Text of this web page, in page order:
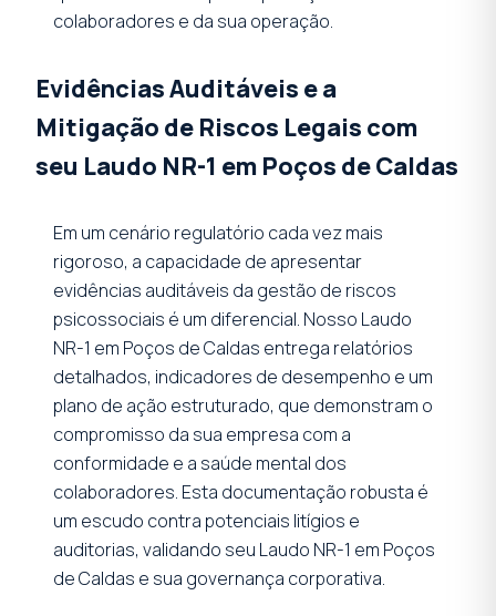
colaboradores e da sua operação.
Evidências Auditáveis e a
Mitigação de Riscos Legais com
seu Laudo NR-1 em Poços de Caldas
Em um cenário regulatório cada vez mais
rigoroso, a capacidade de apresentar
evidências auditáveis da gestão de riscos
psicossociais é um diferencial. Nosso Laudo
NR-1 em Poços de Caldas entrega relatórios
detalhados, indicadores de desempenho e um
plano de ação estruturado, que demonstram o
compromisso da sua empresa com a
conformidade e a saúde mental dos
colaboradores. Esta documentação robusta é
um escudo contra potenciais litígios e
auditorias, validando seu Laudo NR-1 em Poços
de Caldas e sua governança corporativa.